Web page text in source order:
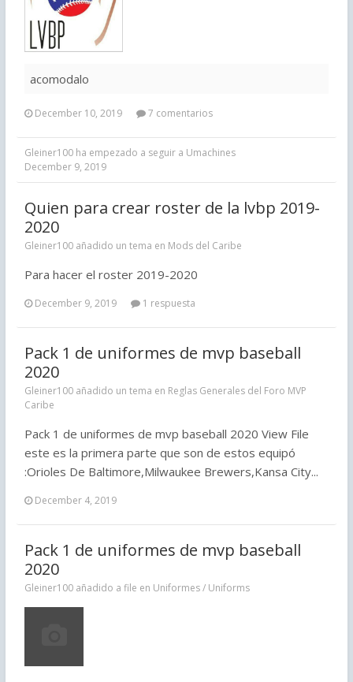
acomodalo
December 10, 2019 7 comentarios
Gleiner100 ha empezado a seguir a Umachines
December 9, 2019
Quien para crear roster de la lvbp 2019-
2020
Gleiner100 añadido un tema en Mods del Caribe
Para hacer el roster 2019-2020
December 9, 2019 1 respuesta
Pack 1 de uniformes de mvp baseball
2020
Gleiner100 añadido un tema en Reglas Generales del Foro MVP
Caribe
Pack 1 de uniformes de mvp baseball 2020 View File
este es la primera parte que son de estos equipó
:Orioles De Baltimore,Milwaukee Brewers,Kansa City...
December 4, 2019
Pack 1 de uniformes de mvp baseball
2020
Gleiner100 añadido a file en Uniformes / Uniforms